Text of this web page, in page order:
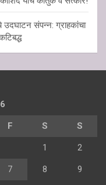
उदघाटन संपन्न: ग्राहकांचा
F S S
1 2
7 8 9